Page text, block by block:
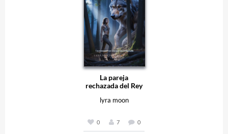
La pareja
rechazada del Rey
lyra moon
0 7 0